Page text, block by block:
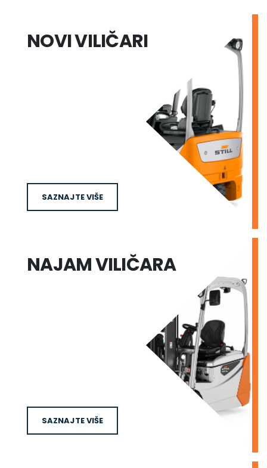
NOVI VILIČARI
SAZNAJTE VIŠE
NAJAM VILIČARA
SAZNAJTE VIŠE